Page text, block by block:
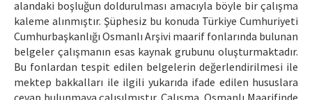
alandaki boşluğun doldurulması amacıyla böyle bir çalışma
kaleme alınmıştır. Şüphesiz bu konuda Türkiye Cumhuriyeti
Cumhurbaşkanlığı Osmanlı Arşivi maarif fonlarında bulunan
belgeler çalışmanın esas kaynak grubunu oluşturmaktadır.
Bu fonlardan tespit edilen belgelerin değerlendirilmesi ile
mektep bakkalları ile ilgili yukarıda ifade edilen hususlara